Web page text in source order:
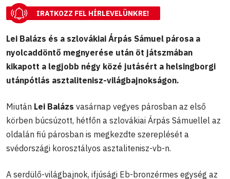
IRATKOZZ FEL HÍRLEVELÜNKRE!
Lei Balázs és a szlovákiai Árpás Sámuel párosa a
nyolcaddöntő megnyerése után öt játszmában
kikapott a legjobb négy közé jutásért a helsingborgi
utánpótlás asztalitenisz-világbajnokságon.
Miután Lei Balázs vasárnap vegyes párosban az első
körben búcsúzott, hétfőn a szlovákiai Árpás Sámuellel az
oldalán fiú párosban is megkezdte szereplését a
svédországi korosztályos asztalitenisz-vb-n.
A serdülő-világbajnok, ifjúsági Eb-bronzérmes egység az